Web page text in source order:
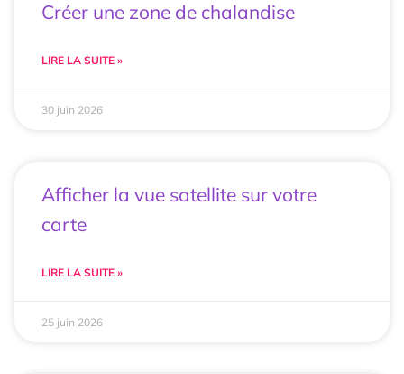
Créer une zone de chalandise
LIRE LA SUITE »
30 juin 2026
Afficher la vue satellite sur votre
carte
LIRE LA SUITE »
25 juin 2026